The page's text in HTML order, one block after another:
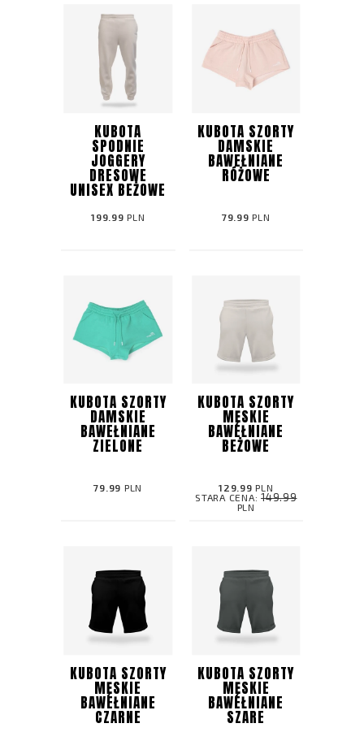
KUBOTA
SPODNIE
JOGGERY
DRESOWE
UNISEX BEŻOWE
199.99 PLN
KUBOTA SZORTY
DAMSKIE
BAWEŁNIANE
RÓŻOWE
79.99 PLN
KUBOTA SZORTY
DAMSKIE
BAWEŁNIANE
ZIELONE
79.99 PLN
KUBOTA SZORTY
MĘSKIE
BAWEŁNIANE
BEŻOWE
129.99 PLN
STARA CENA: 149.99
PLN
KUBOTA SZORTY
MĘSKIE
BAWEŁNIANE
CZARNE
KUBOTA SZORTY
MĘSKIE
BAWEŁNIANE
SZARE